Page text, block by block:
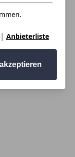
| Anbieterliste